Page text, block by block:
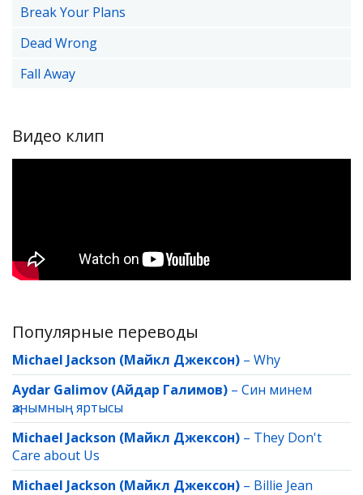
Break Your Plans
Dead Wrong
Fall Away
Видео клип
Популярные переводы
Michael Jackson (Майкл Джексон) – Why
Aydar Galimov (Айдар Галимов) – Син минем
җанымның яртысы
Michael Jackson (Майкл Джексон) – They Don't
Care about Us
Michael Jackson (Майкл Джексон) – Billie Jean